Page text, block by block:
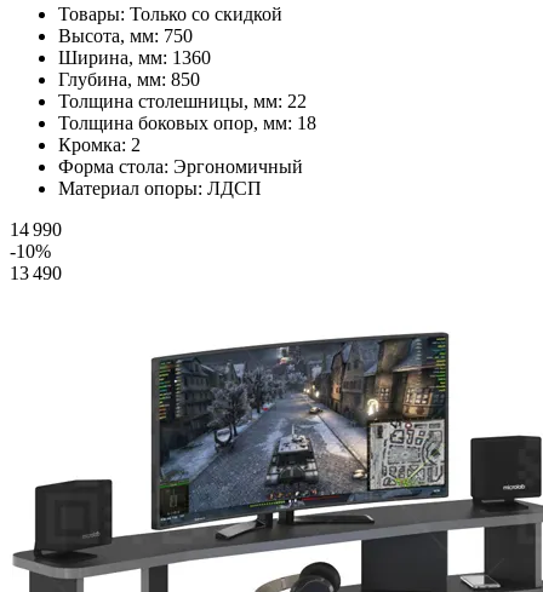
Товары: Только со скидкой
Высота, мм: 750
Ширина, мм: 1360
Глубина, мм: 850
Толщина столешницы, мм: 22
Толщина боковых опор, мм: 18
Кромка: 2
Форма стола: Эргономичный
Материал опоры: ЛДСП
14 990
-10%
13 490